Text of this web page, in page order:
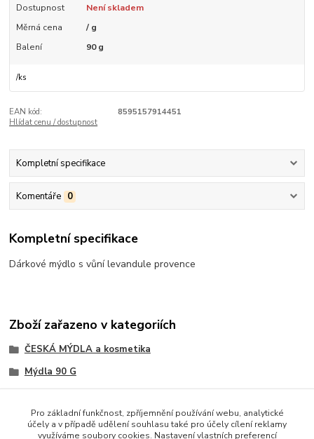
Dostupnost
Není skladem
Měrná cena
/ g
Balení
90 g
/ks
EAN kód:
8595157914451
Hlídat cenu / dostupnost
Kompletní specifikace
Komentáře 0
Kompletní specifikace
Dárkové mýdlo s vůní levandule provence
Zboží zařazeno v kategoriích
ČESKÁ MÝDLA a kosmetika
Mýdla 90 G
Pro základní funkčnost, zpříjemnění používání webu, analytické
účely a v případě udělení souhlasu také pro účely cílení reklamy
využíváme soubory cookies. Nastavení vlastních preferencí